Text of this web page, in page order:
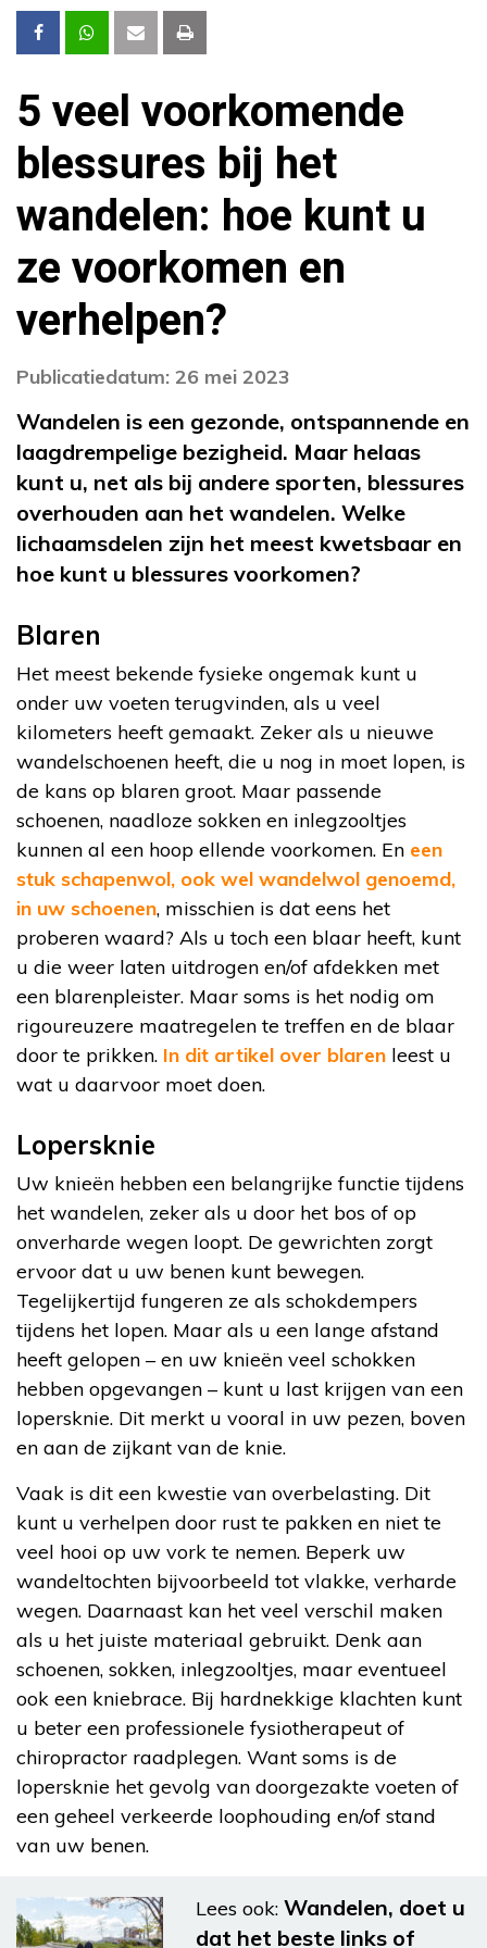
5 veel voorkomende
blessures bij het
wandelen: hoe kunt u
ze voorkomen en
verhelpen?
Publicatiedatum: 26 mei 2023
Wandelen is een gezonde, ontspannende en
laagdrempelige bezigheid. Maar helaas
kunt u, net als bij andere sporten, blessures
overhouden aan het wandelen. Welke
lichaamsdelen zijn het meest kwetsbaar en
hoe kunt u blessures voorkomen?
Blaren
Het meest bekende fysieke ongemak kunt u
onder uw voeten terugvinden, als u veel
kilometers heeft gemaakt. Zeker als u nieuwe
wandelschoenen heeft, die u nog in moet lopen, is
de kans op blaren groot. Maar passende
schoenen, naadloze sokken en inlegzooltjes
kunnen al een hoop ellende voorkomen. En een
stuk schapenwol, ook wel wandelwol genoemd,
in uw schoenen, misschien is dat eens het
proberen waard? Als u toch een blaar heeft, kunt
u die weer laten uitdrogen en/of afdekken met
een blarenpleister. Maar soms is het nodig om
rigoureuzere maatregelen te treffen en de blaar
door te prikken. In dit artikel over blaren leest u
wat u daarvoor moet doen.
Lopersknie
Uw knieën hebben een belangrijke functie tijdens
het wandelen, zeker als u door het bos of op
onverharde wegen loopt. De gewrichten zorgt
ervoor dat u uw benen kunt bewegen.
Tegelijkertijd fungeren ze als schokdempers
tijdens het lopen. Maar als u een lange afstand
heeft gelopen – en uw knieën veel schokken
hebben opgevangen – kunt u last krijgen van een
lopersknie. Dit merkt u vooral in uw pezen, boven
en aan de zijkant van de knie.
Vaak is dit een kwestie van overbelasting. Dit
kunt u verhelpen door rust te pakken en niet te
veel hooi op uw vork te nemen. Beperk uw
wandeltochten bijvoorbeeld tot vlakke, verharde
wegen. Daarnaast kan het veel verschil maken
als u het juiste materiaal gebruikt. Denk aan
schoenen, sokken, inlegzooltjes, maar eventueel
ook een kniebrace. Bij hardnekkige klachten kunt
u beter een professionele fysiotherapeut of
chiropractor raadplegen. Want soms is de
lopersknie het gevolg van doorgezakte voeten of
een geheel verkeerde loophouding en/of stand
van uw benen.
Lees ook: Wandelen, doet u
dat het beste links of